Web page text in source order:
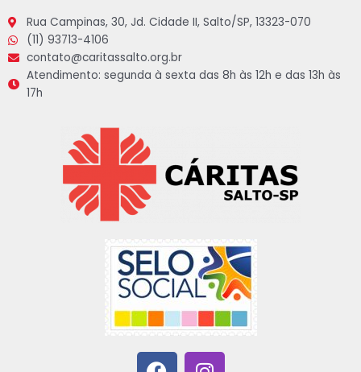
Rua Campinas, 30, Jd. Cidade II, Salto/SP, 13323-070
(11) 93713-4106
contato@caritassalto.org.br
Atendimento: segunda à sexta das 8h às 12h e das 13h às
17h
F I